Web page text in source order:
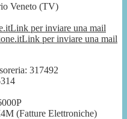
Veneto (TV)
Link per inviare una mail
Link per inviare una mail
317492
(Fatture Elettroniche)